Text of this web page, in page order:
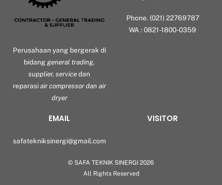
Perusahaan yang bergerak di
bidang general trading,
supplier, servicedan
reparasiair compressor dan air
dryer
Phone. (021) 22769787
WA : 0821-1800-0359
EMAIL
safatekniksinergi@gmail.com
VISITOR
© SAFA TEKNIK SINERGI 2026
All Rights Reserved